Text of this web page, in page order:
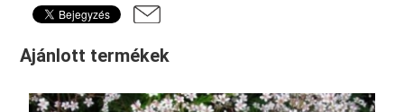
Ajánlott termékek